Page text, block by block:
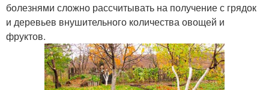
болезнями сложно рассчитывать на получение с грядок
и деревьев внушительного количества овощей и
фруктов.